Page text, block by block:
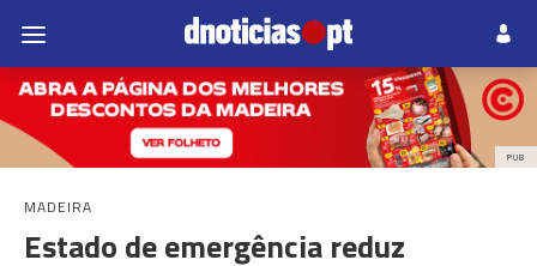
PUB
MADEIRA
Estado de emergência reduz